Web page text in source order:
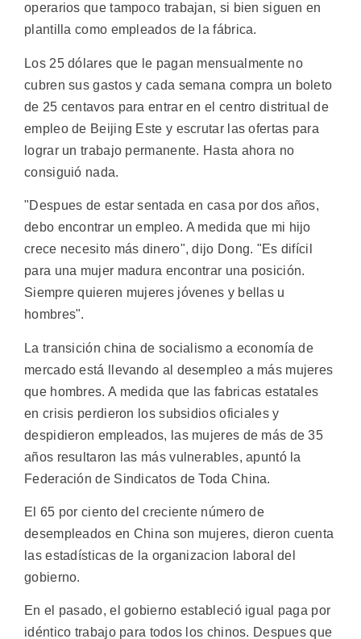
operarios que tampoco trabajan, si bien siguen en
plantilla como empleados de la fábrica.
Los 25 dólares que le pagan mensualmente no
cubren sus gastos y cada semana compra un boleto
de 25 centavos para entrar en el centro distritual de
empleo de Beijing Este y escrutar las ofertas para
lograr un trabajo permanente. Hasta ahora no
consiguió nada.
"Despues de estar sentada en casa por dos años,
debo encontrar un empleo. A medida que mi hijo
crece necesito más dinero", dijo Dong. "Es difícil
para una mujer madura encontrar una posición.
Siempre quieren mujeres jóvenes y bellas u
hombres".
La transición china de socialismo a economía de
mercado está llevando al desempleo a más mujeres
que hombres. A medida que las fabricas estatales
en crisis perdieron los subsidios oficiales y
despidieron empleados, las mujeres de más de 35
años resultaron las más vulnerables, apuntó la
Federación de Sindicatos de Toda China.
El 65 por ciento del creciente número de
desempleados en China son mujeres, dieron cuenta
las estadísticas de la organizacion laboral del
gobierno.
En el pasado, el gobierno estableció igual paga por
idéntico trabajo para todos los chinos. Despues que